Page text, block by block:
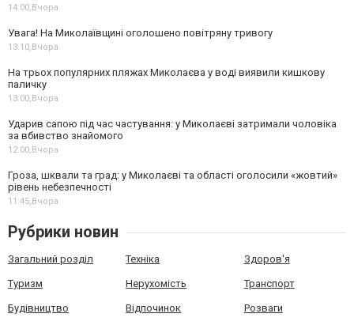
14:00, Вчора
Увага! На Миколаївщині оголошено повітряну тривогу
13:10, Вчора
На трьох популярних пляжах Миколаєва у воді виявили кишкову
паличку
13:00, Вчора
Ударив сапою під час частування: у Миколаєві затримали чоловіка
за вбивство знайомого
12:00, Вчора
Гроза, шквали та град: у Миколаєві та області оголосили «жовтий»
рівень небезпечності
11:45, Вчора
Рубрики новин
Загальний розділ Техніка Здоров'я
Туризм Нерухомість Транспорт
Будівництво Відпочинок Розваги